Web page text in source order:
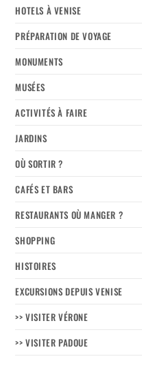
HOTELS À VENISE
PRÉPARATION DE VOYAGE
MONUMENTS
MUSÉES
ACTIVITÉS À FAIRE
JARDINS
OÙ SORTIR ?
CAFÉS ET BARS
RESTAURANTS OÙ MANGER ?
SHOPPING
HISTOIRES
EXCURSIONS DEPUIS VENISE
>> VISITER VÉRONE
>> VISITER PADOUE